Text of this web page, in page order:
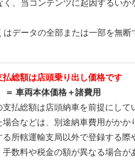
く、当コンテンツに起因するいか
データの全部または一部を無断
払総額は店頭乗り出し価格です
＝ 車両本体価格＋諸費用
払総額は店頭納車を前提にして
場合などは、別途納車費用がかか
所轄運輸支局以外で登録する際
数料や税金の額が異なる場合が